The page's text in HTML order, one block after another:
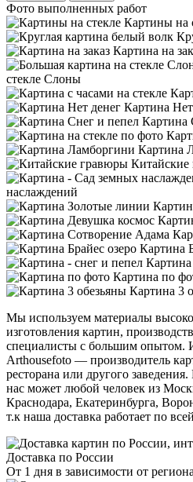
Фото выполненных работ
Картины на
Картина на
стекле Слоны
Картина
Картина
Картина
наслаждений
Картина
Картина по
Картина 3
Мы используем материалы
изготовления картин,
специалисты с большим опытом.
Arthousefoto — производитель
ресторана или другого
нас может любой человек из
Краснодара, Екатеринбурга,
т.к наша доставка работает по
Доставка по России
От 1 дня в зависимости от региона